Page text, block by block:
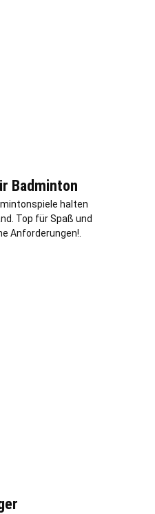
Badminton
halten
Top für Spaß und
Anforderungen!.